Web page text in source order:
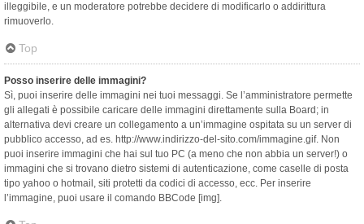
illeggibile, e un moderatore potrebbe decidere di modificarlo o addirittura
rimuoverlo.
Top
Posso inserire delle immagini?
Sì, puoi inserire delle immagini nei tuoi messaggi. Se l’amministratore permette
gli allegati è possibile caricare delle immagini direttamente sulla Board; in
alternativa devi creare un collegamento a un’immagine ospitata su un server di
pubblico accesso, ad es. http://www.indirizzo-del-sito.com/immagine.gif. Non
puoi inserire immagini che hai sul tuo PC (a meno che non abbia un server!) o
immagini che si trovano dietro sistemi di autenticazione, come caselle di posta
tipo yahoo o hotmail, siti protetti da codici di accesso, ecc. Per inserire
l’immagine, puoi usare il comando BBCode [img].